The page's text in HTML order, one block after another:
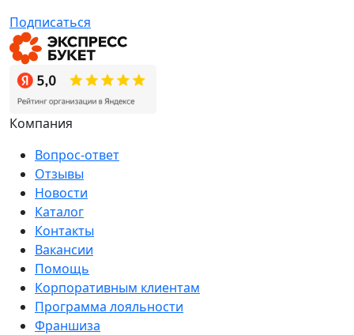
Подписаться
Компания
Вопрос-ответ
Отзывы
Новости
Каталог
Контакты
Вакансии
Помощь
Корпоративным клиентам
Программа лояльности
Франшиза